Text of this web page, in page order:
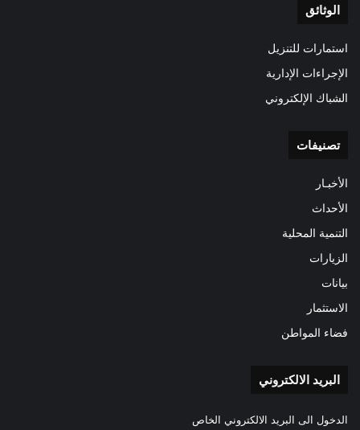
الوثائق
استمارات للتنزيل
الإجراءات الإدارية
الشباك الإلكتروني
تصنيفات
الأخبـار
الأحداث
التنمية المحلية
الزيارات
بيانات
الاستثمار
فضاء المواطن
البريد الالكتروني
الدخول الى البريد الالكتروني الخاص